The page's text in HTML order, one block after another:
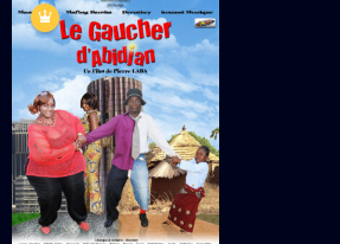
Le gaucher
d’Abidjan
1heure 32min 2s
Bande annonce
Détails